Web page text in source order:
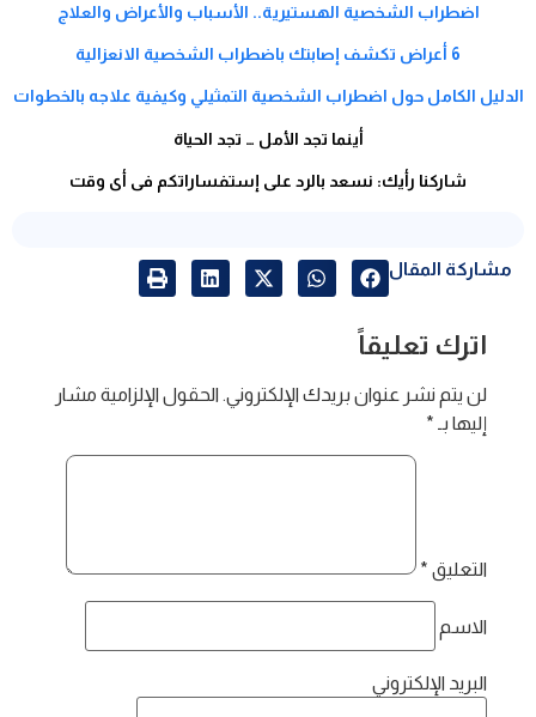
اضطراب الشخصية الهستيرية.. الأسباب والأعراض والعلاج
6 أعراض تكشف إصابتك باضطراب الشخصية الانعزالية
الدليل الكامل حول اضطراب الشخصية التمثيلي وكيفية علاجه بالخطوات
أينما تجد الأمل … تجد الحياة
شاركنا رأيك: نسعد بالرد على إستفساراتكم فى أى وقت
مشاركة المقال
اترك تعليقاً
لن يتم نشر عنوان بريدك الإلكتروني. الحقول الإلزامية مشار
إليها بـ *
التعليق *
الاسم
البريد الإلكتروني